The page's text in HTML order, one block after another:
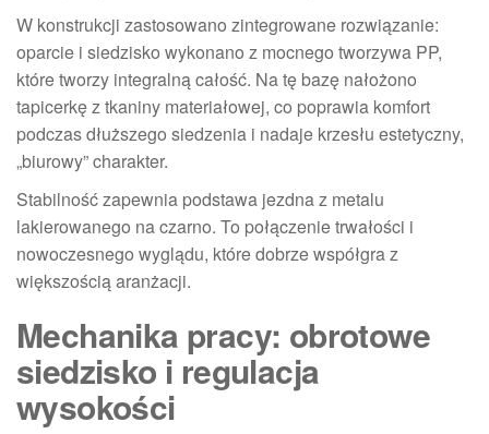
W konstrukcji zastosowano zintegrowane rozwiązanie:
oparcie i siedzisko wykonano z mocnego tworzywa PP,
które tworzy integralną całość. Na tę bazę nałożono
tapicerkę z tkaniny materiałowej, co poprawia komfort
podczas dłuższego siedzenia i nadaje krzesłu estetyczny,
„biurowy” charakter.
Stabilność zapewnia podstawa jezdna z metalu
lakierowanego na czarno. To połączenie trwałości i
nowoczesnego wyglądu, które dobrze współgra z
większością aranżacji.
Mechanika pracy: obrotowe
siedzisko i regulacja
wysokości